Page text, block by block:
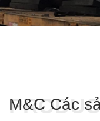
M&C Các